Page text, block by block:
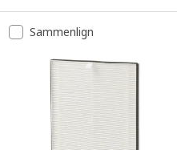
Sammenlign